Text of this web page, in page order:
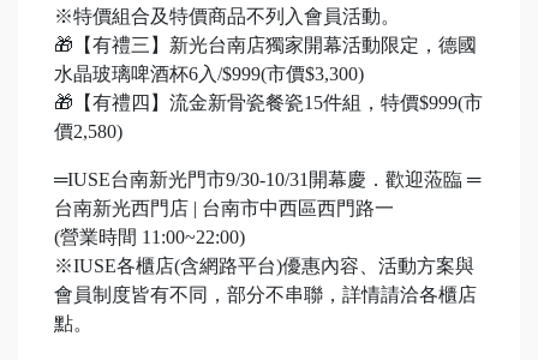
※特價組合及特價商品不列入會員活動。
🎁【有禮三】新光台南店獨家開幕活動限定，德國
水晶玻璃啤酒杯6入/$999(市價$3,300)
🎁【有禮四】流金新骨瓷餐瓷15件組，特價$999(市
價2,580)
═IUSE台南新光門市9/30-10/31開幕慶．歡迎蒞臨 ═
台南新光西門店 | 台南市中西區西門路一
(營業時間 11:00~22:00)
※IUSE各櫃店(含網路平台)優惠內容、活動方案與
會員制度皆有不同，部分不串聯，詳情請洽各櫃店
點。